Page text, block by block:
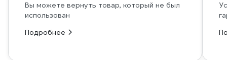
Вы можете вернуть товар, который не был
использован
Подробнее